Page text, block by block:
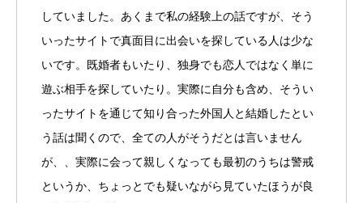
していました。あくまで私の経験上の話ですが、そう
いったサイトで真面目に出会いを探している人は少な
いです。既婚者もいたり、独身でも恋人ではなく単に
遊ぶ相手を探していたり。実際に自分も含め、そうい
ったサイトを通じて知り合った外国人と結婚したとい
う話は聞くので、全ての人がそうだとは言いません
が、、実際に会って親しくなっても最初のうちは警戒
というか、ちょっとでも疑いながら見ていたほうが良